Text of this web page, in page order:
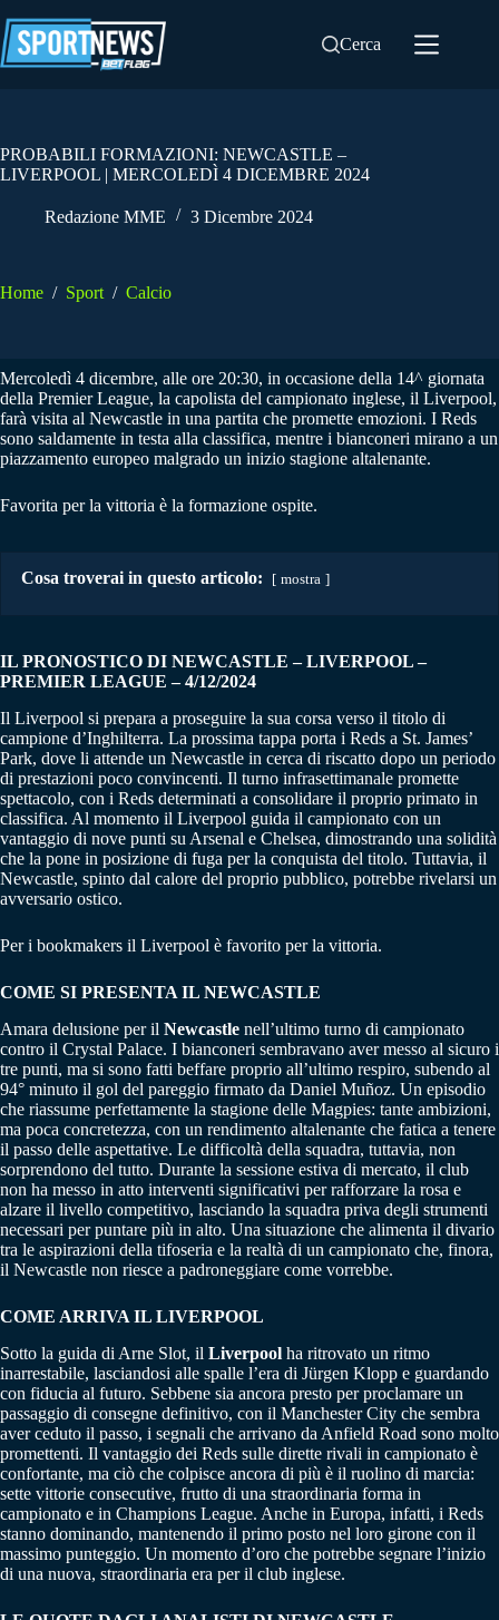
al
contenuto
Cerca
PROBABILI FORMAZIONI: NEWCASTLE –
LIVERPOOL | MERCOLEDÌ 4 DICEMBRE 2024
Redazione MME 3 Dicembre 2024
Home / Sport / Calcio
Mercoledì 4 dicembre, alle ore 20:30, in occasione della 14^ giornata
della Premier League, la capolista del campionato inglese, il Liverpool,
farà visita al Newcastle in una partita che promette emozioni. I Reds
sono saldamente in testa alla classifica, mentre i bianconeri mirano a un
piazzamento europeo malgrado un inizio stagione altalenante.
Favorita per la vittoria è la formazione ospite.
Cosa troverai in questo articolo: mostra
IL PRONOSTICO DI NEWCASTLE – LIVERPOOL–
PREMIER LEAGUE – 4/12/2024
Il Liverpool si prepara a proseguire la sua corsa verso il titolo di
campione d’Inghilterra. La prossima tappa porta i Reds a St. James’
Park, dove li attende un Newcastle in cerca di riscatto dopo un periodo
di prestazioni poco convincenti. Il turno infrasettimanale promette
spettacolo, con i Reds determinati a consolidare il proprio primato in
classifica. Al momento il Liverpool guida il campionato con un
vantaggio di nove punti su Arsenal e Chelsea, dimostrando una solidità
che la pone in posizione di fuga per la conquista del titolo. Tuttavia, il
Newcastle, spinto dal calore del proprio pubblico, potrebbe rivelarsi un
avversario ostico.
Per i bookmakers il Liverpool è favorito per la vittoria.
COME SI PRESENTA IL NEWCASTLE
Amara delusione per il Newcastle nell’ultimo turno di campionato
contro il Crystal Palace. I bianconeri sembravano aver messo al sicuro i
tre punti, ma si sono fatti beffare proprio all’ultimo respiro, subendo al
94° minuto il gol del pareggio firmato da Daniel Muñoz. Un episodio
che riassume perfettamente la stagione delle Magpies: tante ambizioni,
ma poca concretezza, con un rendimento altalenante che fatica a tenere
il passo delle aspettative. Le difficoltà della squadra, tuttavia, non
sorprendono del tutto. Durante la sessione estiva di mercato, il club
non ha messo in atto interventi significativi per rafforzare la rosa e
alzare il livello competitivo, lasciando la squadra priva degli strumenti
necessari per puntare più in alto. Una situazione che alimenta il divario
tra le aspirazioni della tifoseria e la realtà di un campionato che, finora,
il Newcastle non riesce a padroneggiare come vorrebbe.
COME ARRIVA IL LIVERPOOL
Sotto la guida di Arne Slot, il Liverpool ha ritrovato un ritmo
inarrestabile, lasciandosi alle spalle l’era di Jürgen Klopp e guardando
con fiducia al futuro. Sebbene sia ancora presto per proclamare un
passaggio di consegne definitivo, con il Manchester City che sembra
aver ceduto il passo, i segnali che arrivano da Anfield Road sono molto
promettenti. Il vantaggio dei Reds sulle dirette rivali in campionato è
confortante, ma ciò che colpisce ancora di più è il ruolino di marcia:
sette vittorie consecutive, frutto di una straordinaria forma in
campionato e in Champions League. Anche in Europa, infatti, i Reds
stanno dominando, mantenendo il primo posto nel loro girone con il
massimo punteggio. Un momento d’oro che potrebbe segnare l’inizio
di una nuova, straordinaria era per il club inglese.